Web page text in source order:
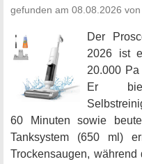
gefunden am 08.08.2026
Der
2026 ist
20.000
Er
60 Minuten sowie
Tanksystem (650 ml)
Trockensaugen,